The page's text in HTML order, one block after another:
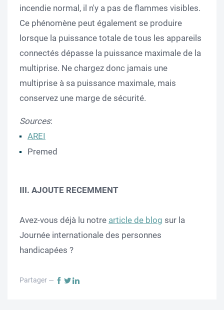
incendie normal, il n'y a pas de flammes visibles.
Ce phénomène peut également se produire
lorsque la puissance totale de tous les appareils
connectés dépasse la puissance maximale de la
multiprise. Ne chargez donc jamais une
multiprise à sa puissance maximale, mais
conservez une marge de sécurité.
Sources:
AREI
Premed
III. AJOUTE RECEMMENT
Avez-vous déjà lu notre article de blog sur la
Journée internationale des personnes
handicapées ?
Partager —